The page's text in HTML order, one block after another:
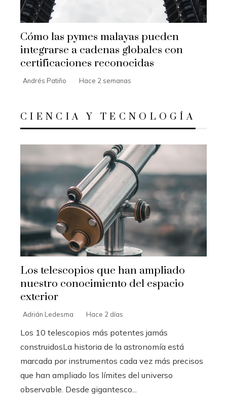
Cómo las pymes malayas pueden
integrarse a cadenas globales con
certificaciones reconocidas
Andrés Patiño Hace 2 semanas
CIENCIA Y TECNOLOGÍA
Los telescopios que han ampliado
nuestro conocimiento del espacio
exterior
Adrián Ledesma Hace 2 días
Los 10 telescopios más potentes jamás
construidosLa historia de la astronomía está
marcada por instrumentos cada vez más precisos
que han ampliado los límites del universo
observable. Desde gigantesco...